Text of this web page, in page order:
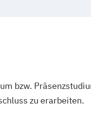
bzw.
zu erarbeiten.